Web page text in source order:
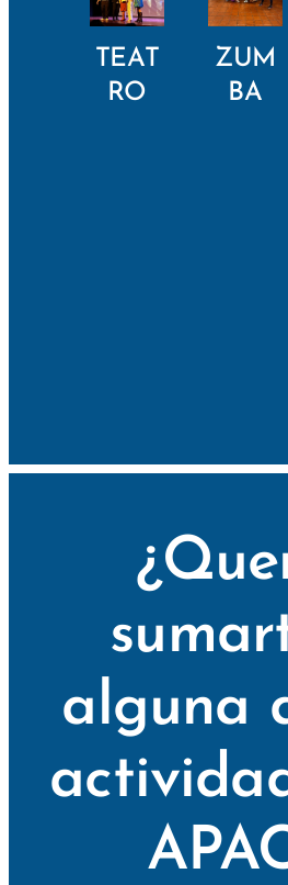
TEAT
RO
ZUM
BA
alguna